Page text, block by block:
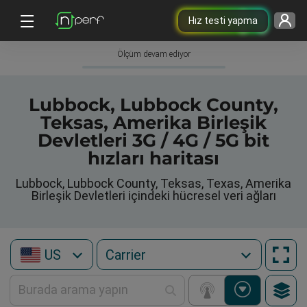
Hız testi yapma
Ölçüm devam ediyor
Lubbock, Lubbock County,
Teksas, Amerika Birleşik
Devletleri 3G / 4G / 5G bit
hızları haritası
Lubbock, Lubbock County, Teksas, Texas, Amerika
Birleşik Devletleri içindeki hücresel veri ağları
US